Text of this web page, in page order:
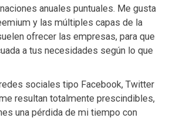
anuales puntuales. Me gusta
y las múltiples capas de la
ofrecer las empresas, para que
a tus necesidades según lo que
sociales tipo Facebook, Twitter
resultan totalmente prescindibles,
una pérdida de mi tiempo con